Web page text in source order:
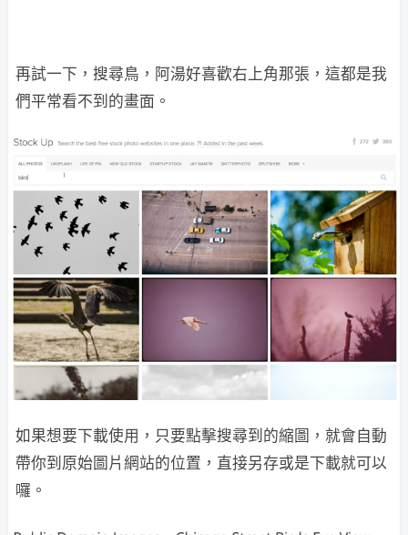
再試一下，搜尋鳥，阿湯好喜歡右上角那張，這都是我
們平常看不到的畫面。
如果想要下載使用，只要點擊搜尋到的縮圖，就會自動
帶你到原始圖片網站的位置，直接另存或是下載就可以
囉。